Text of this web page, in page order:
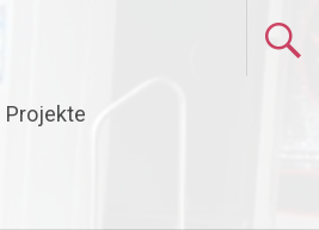
Projekte